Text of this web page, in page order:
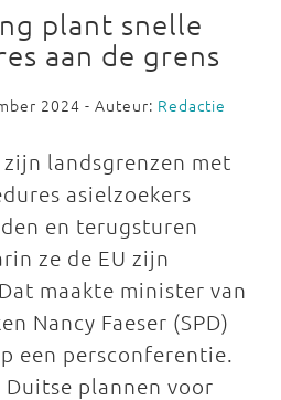
plant snelle
aan de grens
2024 - Auteur: Redactie
landsgrenzen met
asielzoekers
en terugsturen
ze de EU zijn
maakte minister van
Nancy Faeser (SPD)
een persconferentie.
plannen voor